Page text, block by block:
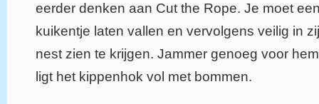
eerder denken aan Cut the Rope. Je moet
kuikentje laten vallen en vervolgens veilig in
nest zien te krijgen. Jammer genoeg voor hem
ligt het kippenhok vol met bommen.